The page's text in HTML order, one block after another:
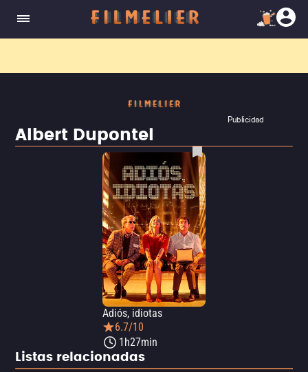
Publicidad
Albert Dupontel
Adiós, idiotas
6.7/10
1h27min
Listas relacionadas